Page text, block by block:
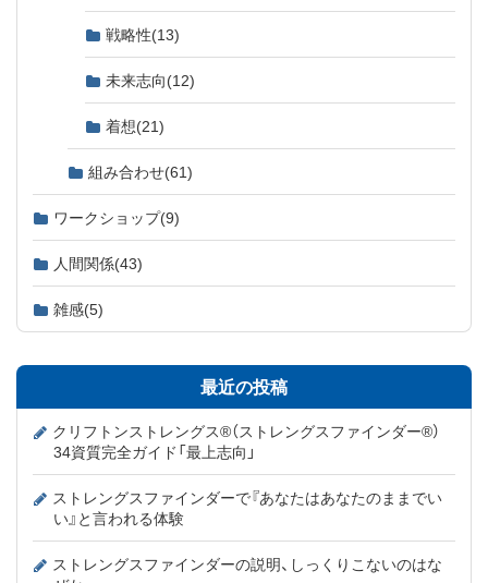
戦略性(13)
未来志向(12)
着想(21)
組み合わせ(61)
ワークショップ(9)
人間関係(43)
雑感(5)
最近の投稿
クリフトンストレングス®（ストレングスファインダー®）
34資質完全ガイド「最上志向」
ストレングスファインダーで『あなたはあなたのままでい
い』と言われる体験
ストレングスファインダーの説明、しっくりこないのはな